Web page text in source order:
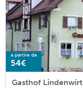
a partire da
54€
Gasthof Lindenwirt